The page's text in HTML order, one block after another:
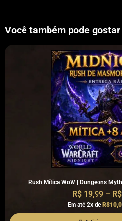
Você também pode gostar
Rush Mítica WoW | Dungeons
R$19,99 – R$
Em até 2x de